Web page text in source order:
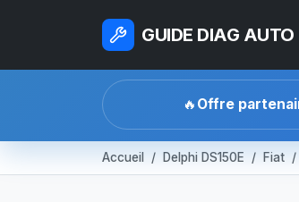
GUIDE DIAG AUTO
🔥 Offre
Accueil Delphi DS150E Fiat